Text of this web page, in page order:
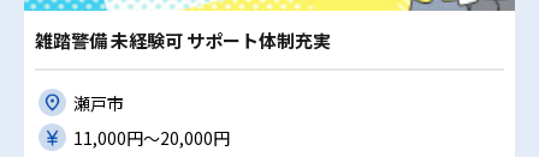
雑踏警備 未経験可 サポート体制充実
瀬戸市
11,000円〜20,000円